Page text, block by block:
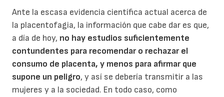
Ante la escasa evidencia científica actual acerca de
la placentofagia, la información que cabe dar es que,
a día de hoy, no hay estudios suficientemente
contundentes para recomendar o rechazar el
consumo de placenta, y menos para afirmar que
supone un peligro, y así se debería transmitir a las
mujeres y a la sociedad. En todo caso, como